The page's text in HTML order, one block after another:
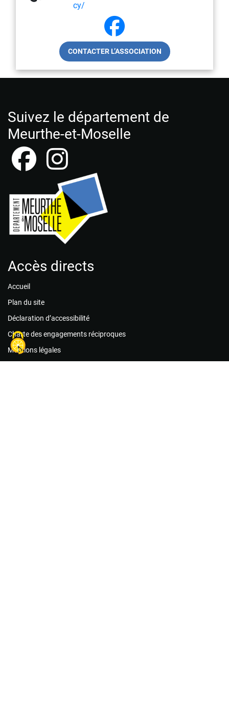
cy/
CONTACTER L’ASSOCIATION
Suivez le département de
Meurthe-et-Moselle
Accès directs
Accueil
Plan du site
Déclaration d’accessibilité
Charte des engagements réciproques
Mentions légales